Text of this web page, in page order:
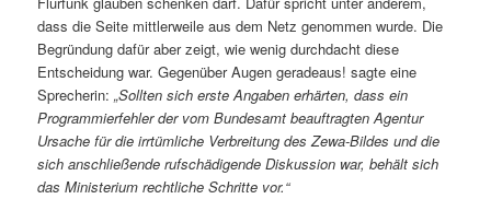
dass die Seite mittlerweile aus dem Netz genommen wurde. Die
Begründung dafür aber zeigt, wie wenig durchdacht diese
Entscheidung war. Gegenüber Augen geradeaus! sagte eine
Sprecherin:„Sollten sich erste Angaben erhärten, dass ein
Programmierfehler der vom Bundesamt beauftragten Agentur
Ursache für die irrtümliche Verbreitung des Zewa-Bildes und die
sich anschließende rufschädigende Diskussion war, behält sich
das Ministerium rechtliche Schritte vor.“